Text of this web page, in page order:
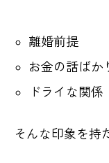
離婚前提
お金の話ばか
ドライな関係
そんな印象を持